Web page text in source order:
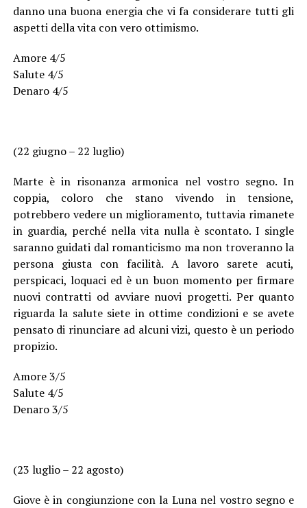
danno una buona energia che vi fa considerare tutti gli
aspetti della vita con vero ottimismo.
Amore 4/5
Salute 4/5
Denaro 4/5
(22 giugno – 22 luglio)
Marte è in risonanza armonica nel vostro segno. In
coppia, coloro che stano vivendo in tensione,
potrebbero vedere un miglioramento, tuttavia rimanete
in guardia, perché nella vita nulla è scontato. I single
saranno guidati dal romanticismo ma non troveranno la
persona giusta con facilità. A lavoro sarete acuti,
perspicaci, loquaci ed è un buon momento per firmare
nuovi contratti od avviare nuovi progetti. Per quanto
riguarda la salute siete in ottime condizioni e se avete
pensato di rinunciare ad alcuni vizi, questo è un periodo
propizio.
Amore 3/5
Salute 4/5
Denaro 3/5
(23 luglio – 22 agosto)
Giove è in congiunzione con la Luna nel vostro segno e